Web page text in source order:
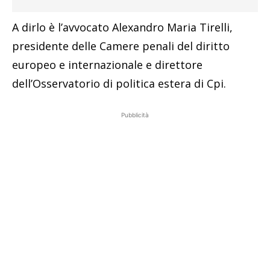
A dirlo è l’avvocato Alexandro Maria Tirelli,
presidente delle Camere penali del diritto
europeo e internazionale e direttore
dell’Osservatorio di politica estera di Cpi.
Pubblicità